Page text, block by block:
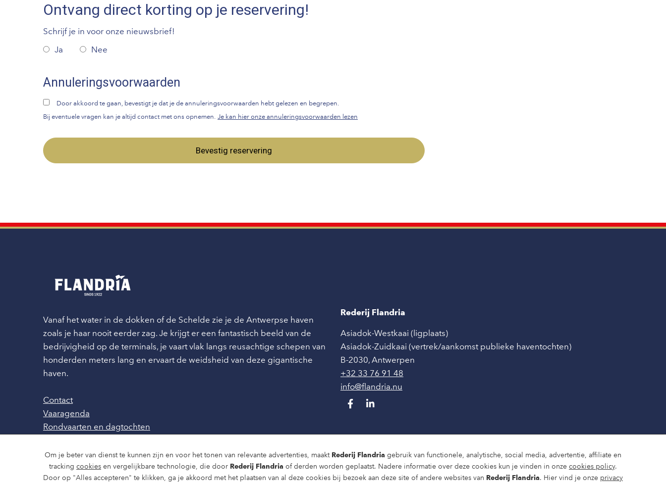
Om je beter van dienst te kunnen zijn en voor het tonen van relevante advertenties, maakt Rederij Flandria gebruik van functionele, analytische, social media, advertentie, affiliate en
tracking cookies en vergelijkbare technologie, die door Rederij Flandria of derden worden geplaatst. Nadere informatie over deze cookies kun je vinden in onze cookies policy.
Door op "Alles accepteren" te klikken, ga je akkoord met het plaatsen van al deze cookies bij bezoek aan deze site of andere websites van Rederij Flandria. Hier vind je onze privacy
Ontvang direct korting op je reservering!
Schrijf je in voor onze nieuwsbrief!
Ja
Nee
Annuleringsvoorwaarden
Door akkoord te gaan, bevestigt je dat je de annuleringsvoorwaarden hebt gelezen en begrepen.
Bij eventuele vragen kan je altijd contact met ons opnemen. Je kan hier onze annuleringsvoorwaarden lezen
Bevestig reservering
Vanaf het water in de dokken of de Schelde zie je de Antwerpse haven
zoals je haar nooit eerder zag. Je krijgt er een fantastisch beeld van de
bedrijvigheid op de terminals, je vaart vlak langs reusachtige schepen van
honderden meters lang en ervaart de weidsheid van deze gigantische
haven.
Rederij Flandria
Asiadok-Westkaai (ligplaats)
Asiadok-Zuidkaai (vertrek/aankomst publieke haventochten)
B-2030, Antwerpen
+32 33 76 91 48
info@flandria.nu
Contact
Vaaragenda
Rondvaarten en dagtochten
Over ons
Route en bereikbaarheid